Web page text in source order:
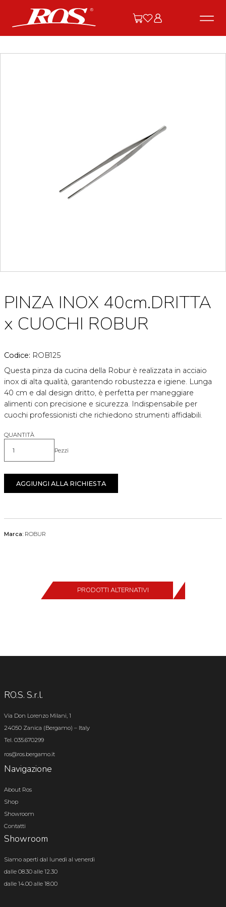
PINZA INOX 40cm.DRITTA
x CUOCHI ROBUR
Codice: ROB125
Questa pinza da cucina della Robur è realizzata in acciaio
inox di alta qualità, garantendo robustezza e igiene. Lunga
40 cm e dal design dritto, è perfetta per maneggiare
alimenti con precisione e sicurezza. Indispensabile per
cuochi professionisti che richiedono strumenti affidabili.
QUANTITÀ
Quantità Pezzi
AGGIUNGI ALLA RICHIESTA
Marca: ROBUR
PRODOTTI ALTERNATIVI
RO.S. S.r.l.
Via Don Lorenzo Milani, 1
24050 Zanica (Bergamo) – Italy
Tel. 035.670299
ros@ros.bergamo.it
Navigazione
About Ros
Shop
Showroom
Contatti
Showroom
Siamo aperti dal lunedì al venerdì
dalle 08.30 alle 12.30
dalle 14.00 alle 18.00